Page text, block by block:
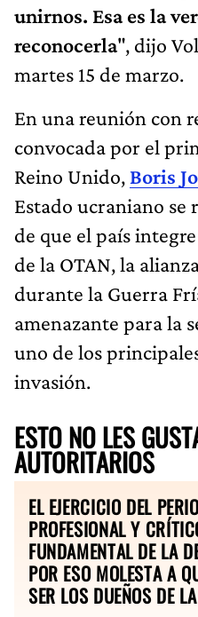
unirnos. Esa es la
reconocerla", dijo
martes 15 de marzo.
En una reunión con
convocada por el
Reino Unido, Boris
Estado ucraniano
de que el país
de la OTAN, la
durante la Guerra
amenazante para la
uno de los
invasión.
ESTO NO LES
AUTORITARIOS
EL EJERCICIO DEL
PROFESIONAL Y
FUNDAMENTAL DE LA
POR ESO MOLESTA A
SER LOS DUEÑOS DE